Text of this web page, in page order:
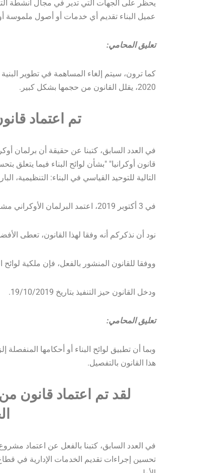
يحظر على الجهات التي تدير في مجال أنشطة
عميل البناء تقديم أي خدمات أو أصول ملموسة
تعليق المحامي:
2020، يقلل القانون من حجمها بشكل كبير.
تم اعتماد
في العدد السابق، كتبنا عن حقيقة أن برلمان
التالية للتوحيد القياسي في البناء: التنظيمية،
في 3 أكتوبر 2019، اعتمد البرلمان الأوكراني مشروع القانون المحدد في القراءة الثانية ككل.
نود أن نذكركم أنه وفقا لهذا القانون، تعطى
ووفقا للقانون المنشور بالفعل، فإن ملكية لوائح
ودخل القانون حيز التنفيذ بتاريخ 19/10/2019.
تعليق المحامي:
وبما أن تطبيق لوائح البناء أو أحكامها
هذا القانون بالتفصيل.
لقد تم اعتماد قانون
في العدد السابق، كتبنا بالفعل عن اعتماد
تحسين إجراءات تقديم الخدمات الإدارية في